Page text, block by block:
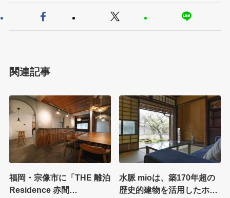
関連記事
福岡・宗像市に「THE 離泊
Residence 赤間
水脈 mioは、築170年超の
歴史的建物を活用したホテ